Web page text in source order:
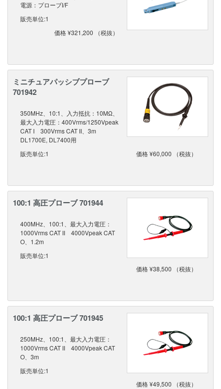
電源：プローブI/F
販売単位:1
価格 ¥321,200 （税抜）
ミニチュアパッシブプローブ
701942
350MHz、10:1、入力抵抗：10MΩ、
最大入力電圧：400Vrms/1250Vpeak
CAT I 300Vrms CAT II、3m
DL1700E, DL7400用
販売単位:1
価格 ¥60,000 （税抜）
100:1 高圧プローブ 701944
400MHz、100:1、最大入力電圧：
1000Vrms CAT II 4000Vpeak CAT
O、1.2m
販売単位:1
価格 ¥38,500 （税抜）
100:1 高圧プローブ 701945
250MHz、100:1、最大入力電圧：
1000Vrms CAT II 4000Vpeak CAT
O、3m
販売単位:1
価格 ¥49,500 （税抜）